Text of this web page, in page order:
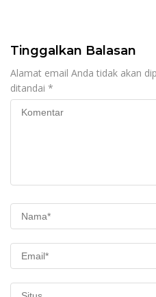
Tinggalkan Balasan
Alamat email Anda tidak akan
ditandai *